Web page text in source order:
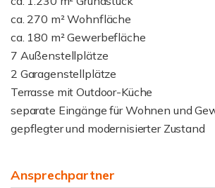
ca. 270 m² Wohnfläche
ca. 180 m² Gewerbefläche
7 Außenstellplätze
2 Garagenstellplätze
Terrasse mit Outdoor-Küche
separate Eingänge für Wohnen und
gepflegter und modernisierter Zustand
Ansprechpartner